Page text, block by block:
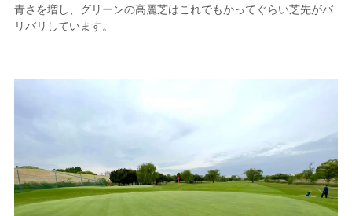
青さを増し、グリーンの高麗芝はこれでもかってぐらい芝先がバ
リバリしています。